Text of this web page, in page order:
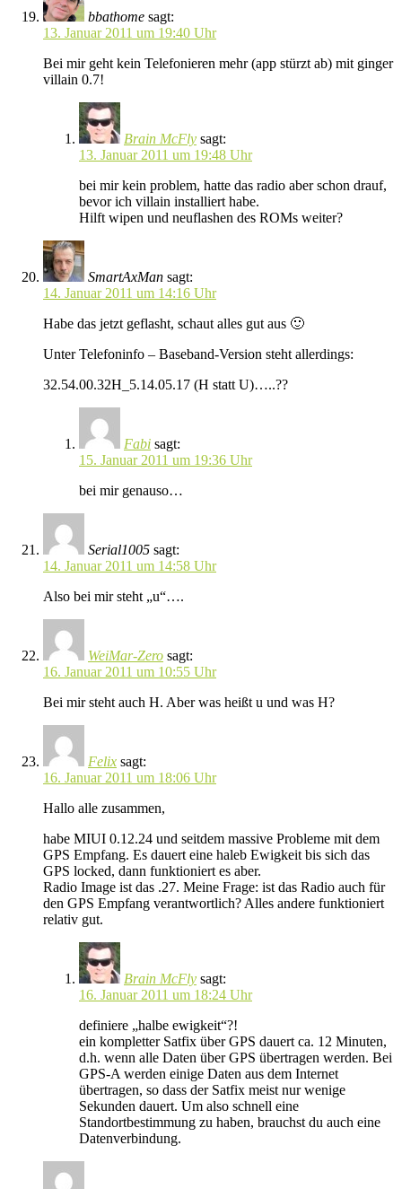
bbathome sagt:
13. Januar 2011 um 19:40 Uhr
Bei mir geht kein Telefonieren mehr (app stürzt ab) mit ginger
villain 0.7!
Brain McFly sagt:
13. Januar 2011 um 19:48 Uhr
bei mir kein problem, hatte das radio aber schon drauf,
bevor ich villain installiert habe.
Hilft wipen und neuflashen des ROMs weiter?
SmartAxMan sagt:
14. Januar 2011 um 14:16 Uhr
Habe das jetzt geflasht, schaut alles gut aus 🙂
Unter Telefoninfo – Baseband-Version steht allerdings:
32.54.00.32H_5.14.05.17 (H statt U)…..??
Fabi sagt:
15. Januar 2011 um 19:36 Uhr
bei mir genauso…
Serial1005 sagt:
14. Januar 2011 um 14:58 Uhr
Also bei mir steht „u“….
WeiMar-Zero sagt:
16. Januar 2011 um 10:55 Uhr
Bei mir steht auch H. Aber was heißt u und was H?
Felix sagt:
16. Januar 2011 um 18:06 Uhr
Hallo alle zusammen,
habe MIUI 0.12.24 und seitdem massive Probleme mit dem
GPS Empfang. Es dauert eine haleb Ewigkeit bis sich das
GPS locked, dann funktioniert es aber.
Radio Image ist das .27. Meine Frage: ist das Radio auch für
den GPS Empfang verantwortlich? Alles andere funktioniert
relativ gut.
Brain McFly sagt:
16. Januar 2011 um 18:24 Uhr
definiere „halbe ewigkeit“?!
ein kompletter Satfix über GPS dauert ca. 12 Minuten,
d.h. wenn alle Daten über GPS übertragen werden. Bei
GPS-A werden einige Daten aus dem Internet
übertragen, so dass der Satfix meist nur wenige
Sekunden dauert. Um also schnell eine
Standortbestimmung zu haben, brauchst du auch eine
Datenverbindung.